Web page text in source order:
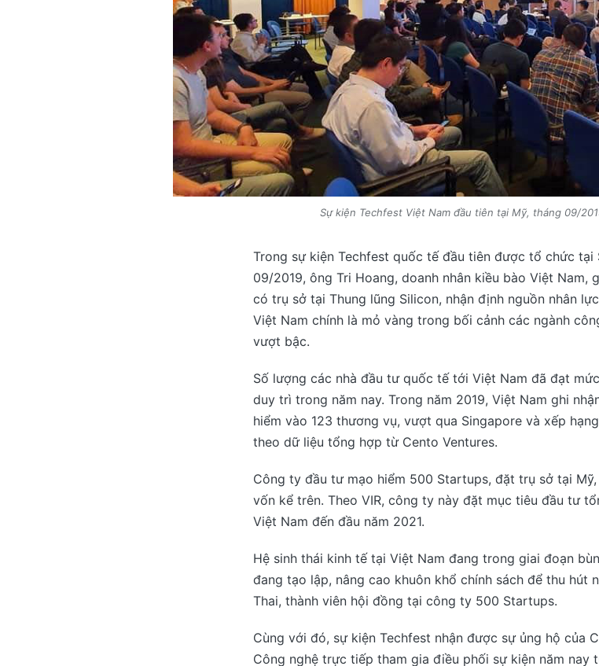
Sự kiện Techfest Việt Nam đầu tiên tại Mỹ, tháng 09/
Trong sự kiện Techfest quốc tế đầu tiên được tổ chức tại
09/2019, ông Tri Hoang, doanh nhân kiều bào Việt Nam,
có trụ sở tại Thung lũng Silicon, nhận định nguồn nhân
Việt Nam chính là mỏ vàng trong bối cảnh các ngành
vượt bậc.
Số lượng các nhà đầu tư quốc tế tới Việt Nam đã đạt
duy trì trong năm nay. Trong năm 2019, Việt Nam ghi
hiểm vào 123 thương vụ, vượt qua Singapore và xếp
theo dữ liệu tổng hợp từ Cento Ventures.
Công ty đầu tư mạo hiểm 500 Startups, đặt trụ sở tại
vốn kể trên. Theo VIR, công ty này đặt mục tiêu đầu tư
Việt Nam đến đầu năm 2021.
Hệ sinh thái kinh tế tại Việt Nam đang trong giai đoạn
đang tạo lập, nâng cao khuôn khổ chính sách để thu hút
Thai, thành viên hội đồng tại công ty 500 Startups.
Cùng với đó, sự kiện Techfest nhận được sự ủng hộ của
Công nghệ trực tiếp tham gia điều phối sự kiện năm nay